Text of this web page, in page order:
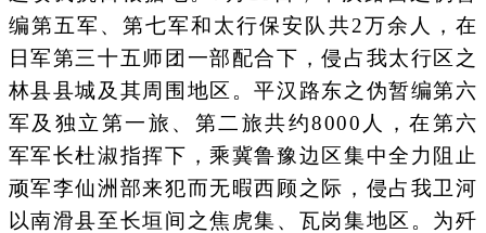
编第五军、第七军和太行保安队共2万余人，在
日军第三十五师团一部配合下，侵占我太行区之
林县县城及其周围地区。平汉路东之伪暂编第六
军及独立第一旅、第二旅共约8000人，在第六
军军长杜淑指挥下，乘冀鲁豫边区集中全力阻止
顽军李仙洲部来犯而无暇西顾之际，侵占我卫河
以南滑县至长垣间之焦虎集、瓦岗集地区。为歼